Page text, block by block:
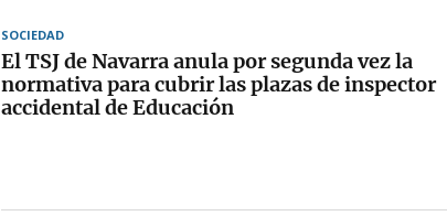
SOCIEDAD
El TSJ de Navarra anula por segunda vez la
normativa para cubrir las plazas de inspector
accidental de Educación